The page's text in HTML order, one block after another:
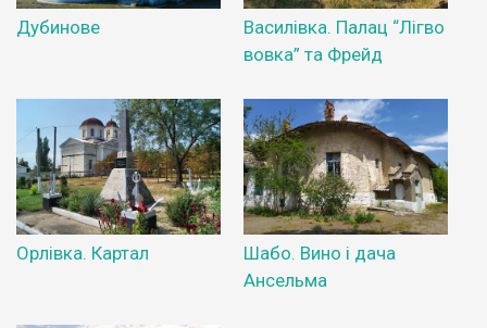
Дубинове
Василівка. Палац “Лігво
вовка” та Фрейд
Орлівка. Картал
Шабо. Вино і дача
Ансельма